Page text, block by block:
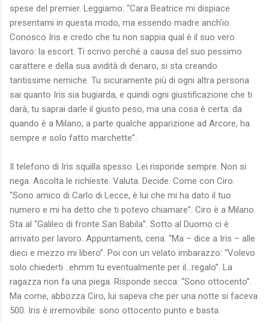
spese del premier. Leggiamo: “Cara Beatrice mi dispiace
presentami in questa modo, ma essendo madre anch’io.
Conosco Iris e credo che tu non sappia qual è il suo vero
lavoro: la escort. Ti scrivo perché a causa del suo pessimo
carattere e della sua avidità di denaro, si sta creando
tantissime nemiche. Tu sicuramente più di ogni altra persona
sai quanto Iris sia bugiarda, e quindi ogni giustificazione che ti
darà, tu saprai darle il giusto peso, ma una cosa è certa: da
quando è a Milano, a parte qualche apparizione ad Arcore, ha
sempre e solo fatto marchette”.
Il telefono di Iris squilla spesso. Lei risponde sempre. Non si
nega. Ascolta le richieste. Valuta. Decide. Come con Ciro.
“Sono amico di Carlo di Lecce, è lui che mi ha dato il tuo
numero e mi ha detto che ti potevo chiamare”. Ciro è a Milano.
Sta al “Galileo di fronte San Babila”. Sotto al Duomo ci è
arrivato per lavoro. Appuntamenti, cena. “Ma – dice a Iris – alle
dieci e mezzo mi libero”. Poi con un velato imbarazzo: “Volevo
solo chiederti ..ehmm tu eventualmente per il…regalo”. La
ragazza non fa una piega. Risponde secca: “Sono ottocento”.
Ma come, abbozza Ciro, lui sapeva che per una notte si faceva
500. Iris è irremovibile: sono ottocento punto e basta.